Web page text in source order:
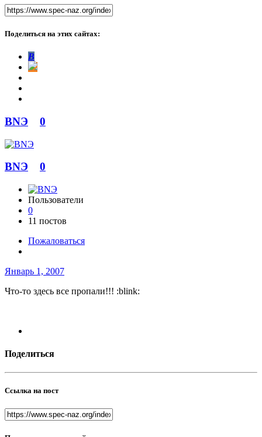
Поделиться на этих сайтах:
В
BNЭ 0
BNЭ 0
Пользователи
0
11 постов
Пожаловаться
Январь 1, 2007
Что-то здесь все пропали!!! :blink:
Поделиться
Ссылка на пост